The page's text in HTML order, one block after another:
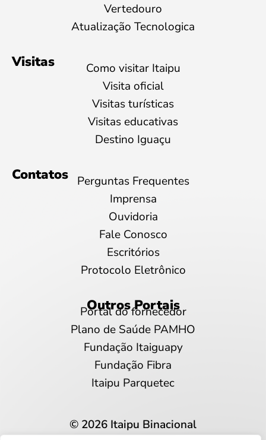
Vertedouro
Atualização Tecnologica
Visitas
Como visitar Itaipu
Visita oficial
Visitas turísticas
Visitas educativas
Destino Iguaçu
Contatos
Perguntas Frequentes
Imprensa
Ouvidoria
Fale Conosco
Escritórios
Protocolo Eletrônico
Outros Portais
Portal do fornecedor
Plano de Saúde PAMHO
Fundação Itaiguapy
Fundação Fibra
Itaipu Parquetec
© 2026 Itaipu Binacional